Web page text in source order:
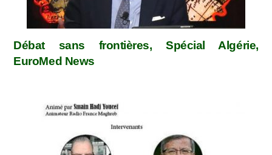
Débat sans frontières, Spécial Algérie,
EuroMed News